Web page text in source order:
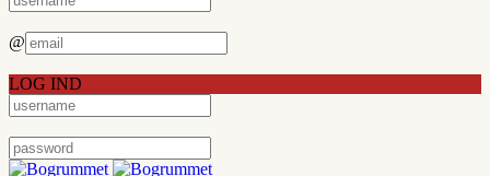
@
LOG IND